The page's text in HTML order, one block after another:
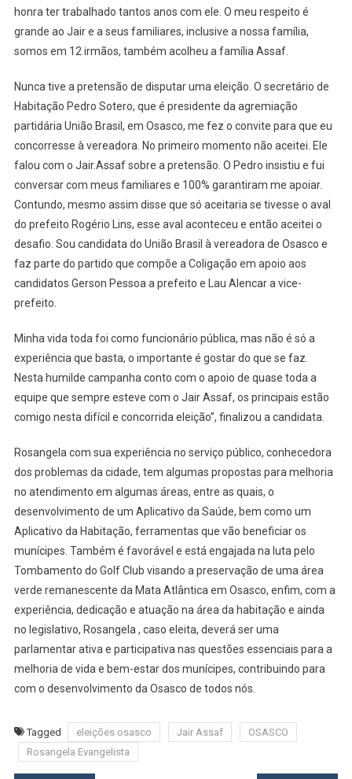
honra ter trabalhado tantos anos com ele. O meu respeito é
grande ao Jair e a seus familiares, inclusive a nossa família,
somos em 12 irmãos, também acolheu a família Assaf.
Nunca tive a pretensão de disputar uma eleição. O secretário de
Habitação Pedro Sotero, que é presidente da agremiação
partidária União Brasil, em Osasco, me fez o convite para que eu
concorresse à vereadora. No primeiro momento não aceitei. Ele
falou com o Jair.Assaf sobre a pretensão. O Pedro insistiu e fui
conversar com meus familiares e 100% garantiram me apoiar.
Contundo, mesmo assim disse que só aceitaria se tivesse o aval
do prefeito Rogério Lins, esse aval aconteceu e então aceitei o
desafio. Sou candidata do União Brasil à vereadora de Osasco e
faz parte do partido que compõe a Coligação em apoio aos
candidatos Gerson Pessoa a prefeito e Lau Alencar a vice-
prefeito.
Minha vida toda foi como funcionário pública, mas não é só a
experiência que basta, o importante é gostar do que se faz.
Nesta humilde campanha conto com o apoio de quase toda a
equipe que sempre esteve com o Jair Assaf, os principais estão
comigo nesta difícil e concorrida eleição”, finalizou a candidata.
Rosangela com sua experiência no serviço público, conhecedora
dos problemas da cidade, tem algumas propostas para melhoria
no atendimento em algumas áreas, entre as quais, o
desenvolvimento de um Aplicativo da Saúde, bem como um
Aplicativo da Habitação, ferramentas que vão beneficiar os
munícipes. Também é favorável e está engajada na luta pelo
Tombamento do Golf Club visando a preservação de uma área
verde remanescente da Mata Atlântica em Osasco, enfim, com a
experiência, dedicação e atuação na área da habitação e ainda
no legislativo, Rosangela , caso eleita, deverá ser uma
parlamentar ativa e participativa nas questões essenciais para a
melhoria de vida e bem-estar dos munícipes, contribuindo para
com o desenvolvimento da Osasco de todos nós.
Tagged eleições osasco Jair Assaf
OSASCO
Rosangela Evangelista